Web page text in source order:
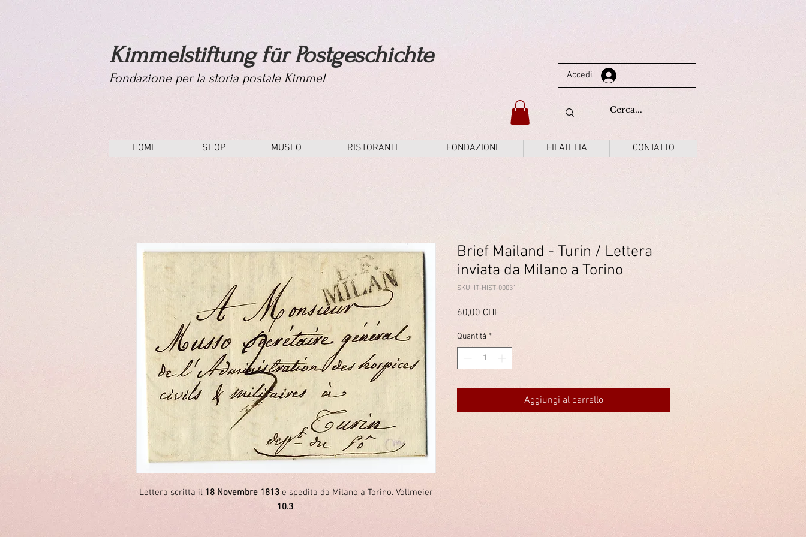
Kimmelstiftung für Postgeschichte
Fondazione per la storia postale Kimmel Accedi
HOME SHOP MUSEO RISTORANTE FONDAZIONE FILATELIA CONTATTO
Lettera scritta il 18 Novembre 1813 e spedita da Milano a Torino. Vollmeier
10.3.
Brief Mailand - Turin / Lettera
inviata da Milano a Torino
SKU: IT-HIST-00031
60,00 CHF
Quantità *
Aggiungi al carrello